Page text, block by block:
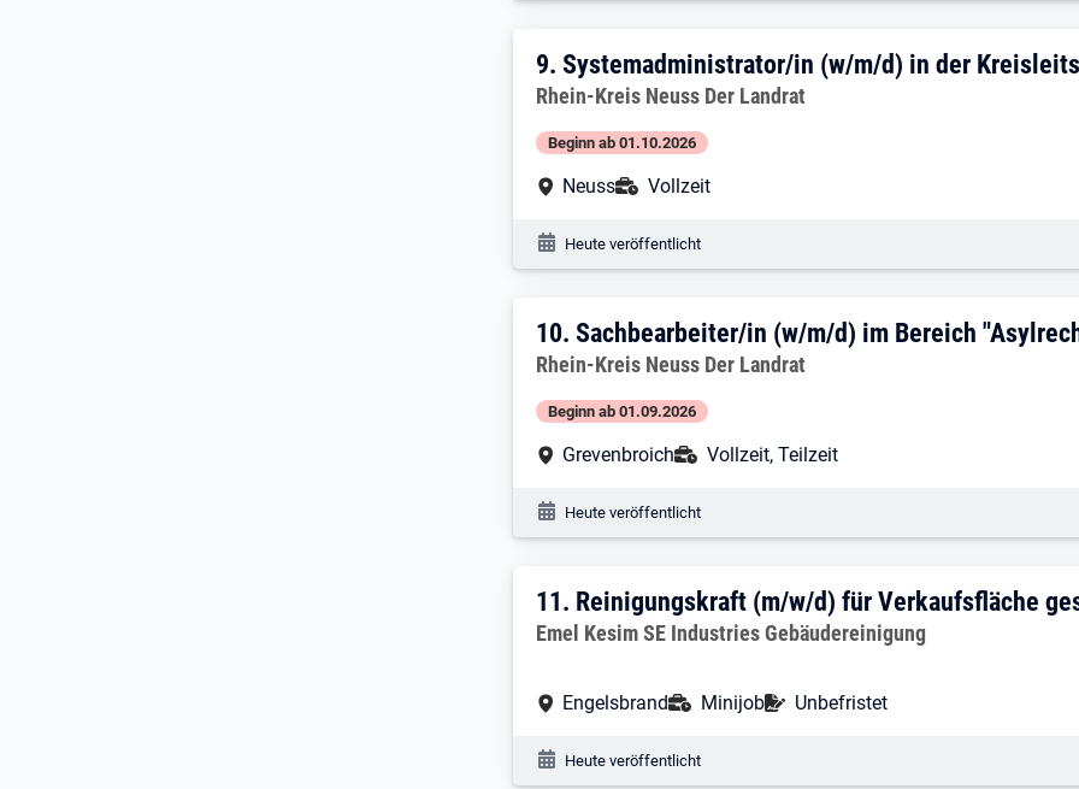
9. Ergebnis: Systemadministrator/in
9.Systemadministrator/in (w/m/d) in der
Arbeitgeber:
Rhein-Kreis Neuss Der Landrat
Beginn ab 01.10.2026
Arbeitsort:
Neuss Anstellungsart:
Vollzeit
Veröffentlichungsdatum:
Heute veröffentlicht
10. Ergebnis: Sachbearbeiter/in (w/m/d)
10.Sachbearbeiter/in (w/m/d) im Bereich
Arbeitgeber:
Rhein-Kreis Neuss Der Landrat
Beginn ab 01.09.2026
Arbeitsort:
Grevenbroich Anstellungsart:
Vollzeit, Teilzeit
Veröffentlichungsdatum:
Heute veröffentlicht
11. Ergebnis: Reinigungskraft (m/w/d)
11. Reinigungskraft (m/w/d) für Verkaufsfläche
Arbeitgeber:
Emel Kesim SE Industries Gebäudereinigung
Arbeitsort:
Engelsbrand Anstellungsart:
Minijob Befristung:
Unbefristet
Veröffentlichungsdatum:
Heute veröffentlicht